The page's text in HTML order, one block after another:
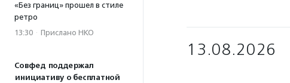
«Без границ» прошел в стиле
ретро
13:30 · Прислано НКО
Совфед поддержал
инициативу о бесплатной
13.08.2026